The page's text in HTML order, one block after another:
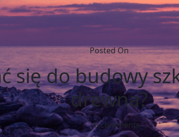
Posted On
się do budowy
drewna?
0 comments